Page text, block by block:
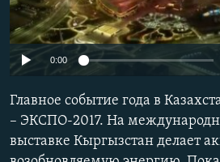
0:00
Главное событие года в
– ЭКСПО-2017. На
выставке Кыргызстан делает